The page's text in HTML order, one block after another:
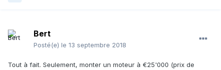
Bert
Posté(e) le 13 septembre 2018
Tout à fait. Seulement, monter un moteur à €25'000 (prix de